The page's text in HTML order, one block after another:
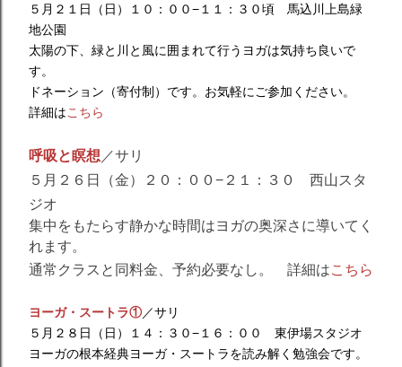
５月２１日（日）１０：００−１１：３０頃 馬込川上島緑
地公園
太陽の下、緑と川と風に囲まれて行うヨガは気持ち良いで
す。
ドネーション（寄付制）です。お気軽にご参加ください。
詳細はこちら
呼吸と瞑想 ／サリ
５月２６ 日（金）２０：００−２１：３０ 西山スタ
ジオ
集中をもたらす静かな時間はヨガの奥深さに導いてく
れます。
通常クラスと同料金、予約必要なし。 詳細はこちら
ヨーガ・スートラ①／サリ
５月２８日（日）１４：３０−１６：００ 東伊場スタジオ
ヨーガの根本経典ヨーガ・スートラを読み解く勉強会です。